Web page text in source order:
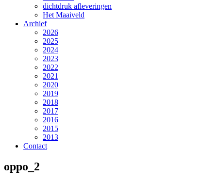
dichtdruk afleveringen
Het Maaiveld
Archief
2026
2025
2024
2023
2022
2021
2020
2019
2018
2017
2016
2015
2013
Contact
oppo_2